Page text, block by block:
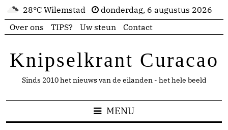
28°C Wilemstad
donderdag, 6 augustus 2026
Over ons
TIPS? Uw steun Contact
Knipselkrant Curacao
Sinds 2010 het nieuws van de eilanden - het hele beeld
MENU